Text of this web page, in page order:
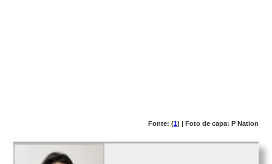
Fonte: (1) | Foto de capa: P Nation